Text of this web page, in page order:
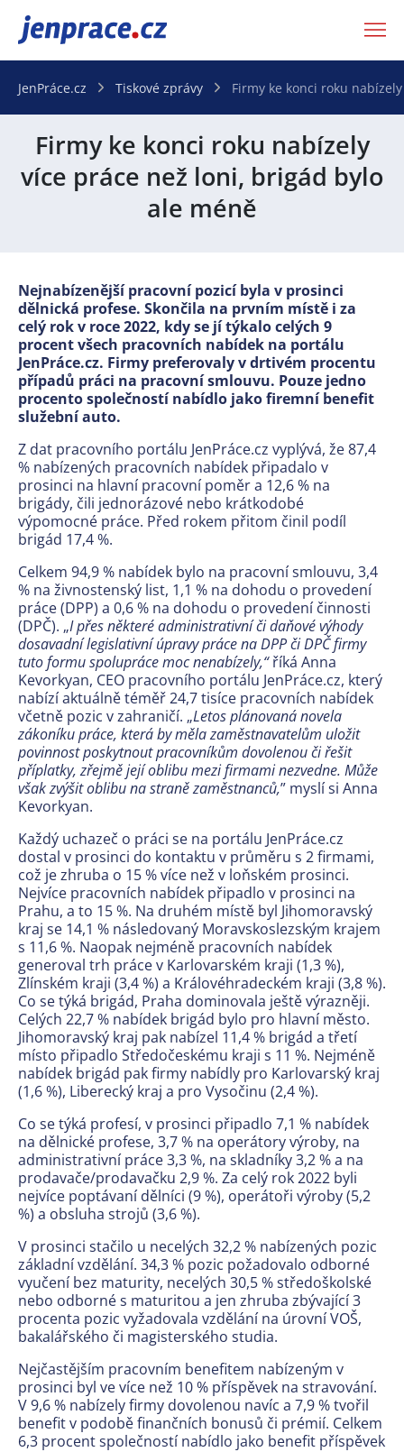
JenPráce.cz
JenPráce.cz Tiskové zprávy Firmy ke konci roku
Firmy ke konci roku nabízely
více práce než loni, brigád bylo
ale méně
Nejnabízenější pracovní pozicí byla v prosinci
dělnická profese. Skončila na prvním místě i za
celý rok v roce 2022, kdy se jí týkalo celých 9
procent všech pracovních nabídek na portálu
JenPráce.cz. Firmy preferovaly v drtivém procentu
případů práci na pracovní smlouvu. Pouze jedno
procento společností nabídlo jako firemní benefit
služební auto.
Z dat pracovního portálu JenPráce.cz vyplývá, že 87,4
% nabízených pracovních nabídek připadalo v
prosinci na hlavní pracovní poměr a 12,6 % na
brigády, čili jednorázové nebo krátkodobé
výpomocné práce. Před rokem přitom činil podíl
brigád 17,4 %.
Celkem 94,9 % nabídek bylo na pracovní smlouvu, 3,4
% na živnostenský list, 1,1 % na dohodu o provedení
práce (DPP) a 0,6 % na dohodu o provedení činnosti
(DPČ). „I přes některé administrativní či daňové výhody
dosavadní legislativní úpravy práce na DPP či DPČ firmy
tuto formu spolupráce moc nenabízely,“říká Anna
Kevorkyan, CEO pracovního portálu JenPráce.cz, který
nabízí aktuálně téměř 24,7 tisíce pracovních nabídek
včetně pozic v zahraničí. „Letos plánovaná novela
zákoníku práce, která by měla zaměstnavatelům uložit
povinnost poskytnout pracovníkům dovolenou či řešit
příplatky, zřejmě její oblibu mezi firmami nezvedne. Může
však zvýšit oblibu na straně zaměstnanců,” myslí si Anna
Kevorkyan.
Každý uchazeč o práci se na portálu JenPráce.cz
dostal v prosinci do kontaktu v průměru s 2 firmami,
což je zhruba o 15 % více než v loňském prosinci.
Nejvíce pracovních nabídek připadlo v prosinci na
Prahu, a to 15 %. Na druhém místě byl Jihomoravský
kraj se 14,1 % následovaný Moravskoslezským krajem
s 11,6 %. Naopak nejméně pracovních nabídek
generoval trh práce v Karlovarském kraji (1,3 %),
Zlínském kraji (3,4 %) a Královéhradeckém kraji (3,8 %).
Co se týká brigád, Praha dominovala ještě výrazněji.
Celých 22,7 % nabídek brigád bylo pro hlavní město.
Jihomoravský kraj pak nabízel 11,4 % brigád a třetí
místo připadlo Středočeskému kraji s 11 %. Nejméně
nabídek brigád pak firmy nabídly pro Karlovarský kraj
(1,6 %), Liberecký kraj a pro Vysočinu (2,4 %).
Co se týká profesí, v prosinci připadlo 7,1 % nabídek
na dělnické profese, 3,7 % na operátory výroby, na
administrativní práce 3,3 %, na skladníky 3,2 % a na
prodavače/prodavačku 2,9 %. Za celý rok 2022 byli
nejvíce poptávaní dělníci (9 %), operátoři výroby (5,2
%) a obsluha strojů (3,6 %).
V prosinci stačilo u necelých 32,2 % nabízených pozic
základní vzdělání. 34,3 % pozic požadovalo odborné
vyučení bez maturity, necelých 30,5 % středoškolské
nebo odborné s maturitou a jen zhruba zbývající 3
procenta pozic vyžadovala vzdělání na úrovní VOŠ,
bakalářského či magisterského studia.
Nejčastějším pracovním benefitem nabízeným v
prosinci byl ve více než 10 % příspěvek na stravování.
V 9,6 % nabízely firmy dovolenou navíc a 7,9 % tvořil
benefit v podobě finančních bonusů či prémií. Celkem
6,3 procent společností nabídlo jako benefit příspěvek